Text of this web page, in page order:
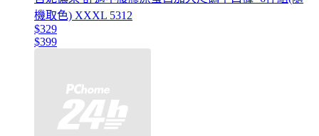
機取色) XXXL 5312
$329
$399